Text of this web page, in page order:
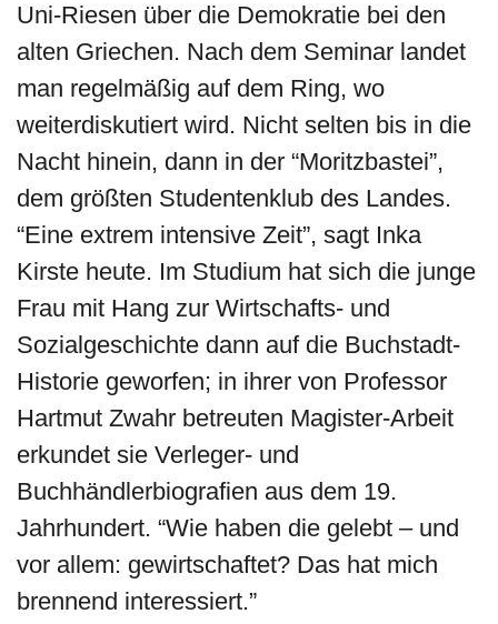
Uni-Riesen über die Demokratie bei den
alten Griechen. Nach dem Seminar landet
man regelmäßig auf dem Ring, wo
weiterdiskutiert wird. Nicht selten bis in die
Nacht hinein, dann in der “Moritzbastei”,
dem größten Studentenklub des Landes.
“Eine extrem intensive Zeit”, sagt Inka
Kirste heute. Im Studium hat sich die junge
Frau mit Hang zur Wirtschafts- und
Sozialgeschichte dann auf die Buchstadt-
Historie geworfen; in ihrer von Professor
Hartmut Zwahr betreuten Magister-Arbeit
erkundet sie Verleger- und
Buchhändlerbiografien aus dem 19.
Jahrhundert. “Wie haben die gelebt – und
vor allem: gewirtschaftet? Das hat mich
brennend interessiert.”